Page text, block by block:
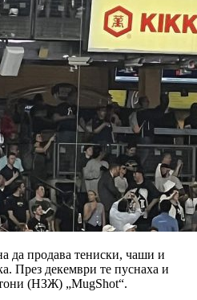
да продава тениски, чаши и
През декември те пуснаха и
(НЗЖ) „MugShot“.